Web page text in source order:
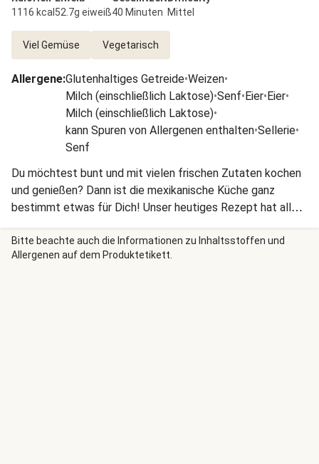
1116 kcal 52.7g eiweiß40 Minuten Mittel
Viel Gemüse Vegetarisch
Allergene:Glutenhaltiges Getreide•Weizen•
Milch (einschließlich Laktose)•Senf•Eier•Eier•
Milch (einschließlich Laktose)•
kann Spuren von Allergenen enthalten•Sellerie•
Senf
Du möchtest bunt und mit vielen frischen Zutaten kochen
und genießen? Dann ist die mexikanische Küche ganz
bestimmt etwas für Dich! Unser heutiges Rezept hat alles,
was es braucht, um Dich zu überzeugen!
Bitte beachte auch die Informationen zu Inhaltsstoffen und
Allergenen auf dem Produktetikett.